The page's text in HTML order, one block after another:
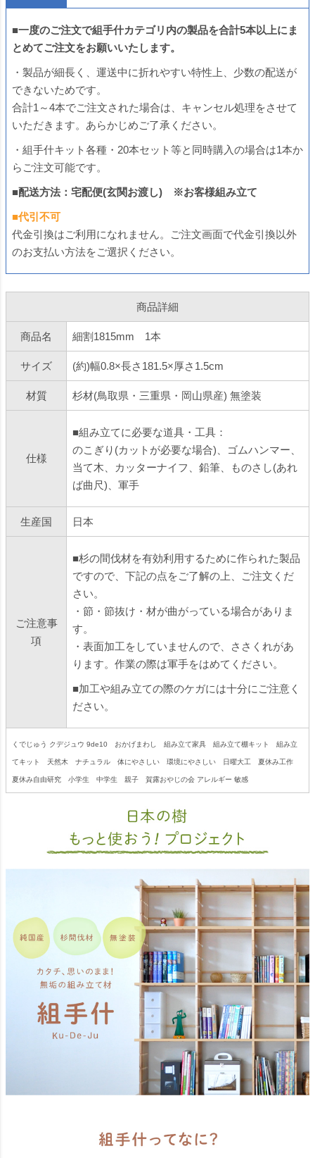
■一度のご注文で組手什カテゴリ内の製品を合計5本以上にま
とめてご注文をお願いいたします。
・製品が細長く、運送中に折れやすい特性上、少数の配送が
できないためです。
合計1～4本でご注文された場合は、キャンセル処理をさせて
いただきます。あらかじめご了承ください。
・組手什キット各種・20本セット等と同時購入の場合は1本か
らご注文可能です。
■配送方法：宅配便(玄関お渡し) ※お客様組み立て
■代引不可
代金引換はご利用になれません。ご注文画面で代金引換以外
のお支払い方法をご選択ください。
商品詳細
商品名 細割1815mm 1本
サイズ (約)幅0.8×長さ181.5×厚さ1.5cm
材質 杉材(鳥取県・三重県・岡山県産) 無塗装
仕様
■組み立てに必要な道具・工具：
のこぎり(カットが必要な場合)、ゴムハンマー、
当て木、カッターナイフ、鉛筆、ものさし(あれ
ば曲尺)、軍手
生産国 日本
ご注意事
項
■杉の間伐材を有効利用するために作られた製品
ですので、下記の点をご了解の上、ご注文くだ
さい。
・節・節抜け・材が曲がっている場合がありま
す。
・表面加工をしていませんので、ささくれがあ
ります。作業の際は軍手をはめてください。
■加工や組み立ての際のケガには十分にご注意く
ださい。
くでじゅう クデジュウ 9de10 おかげまわし 組み立て家具 組み立て棚キット 組み立
てキット 天然木 ナチュラル 体にやさしい 環境にやさしい 日曜大工 夏休み工作
夏休み自由研究 小学生 中学生 親子 賀露おやじの会 アレルギー 敏感